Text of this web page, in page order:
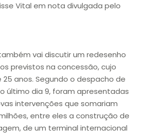
Vital em nota divulgada pelo
vai discutir um redesenho
previstos na concessão, cujo
anos. Segundo o despacho de
último dia 9, foram apresentadas
intervenções que somariam
entre eles a construção de
de um terminal internacional